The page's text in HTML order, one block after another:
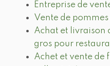
Entreprise de
Vente de
Achat et livraison
gros pour
Achet et vente de